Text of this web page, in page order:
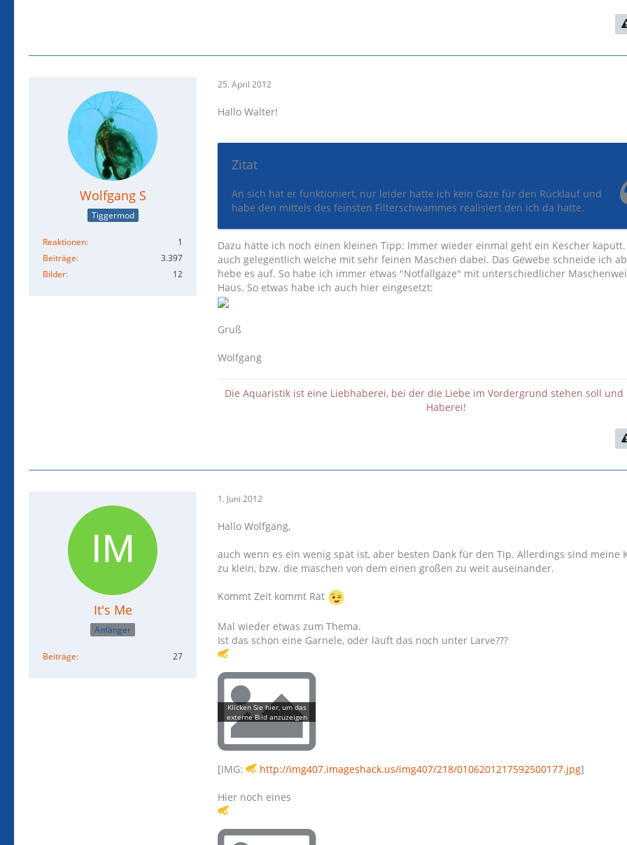
Wolfgang S
Tiggermod
Reaktionen
1
Beiträge
3.397
Bilder
12
25. April 2012
Hallo Walter!
Zitat
An sich hat er funktioniert, nur leider hatte ich kein Gaze für den Rücklauf und
habe den mittels des feinsten Filterschwammes realisiert den ich da hatte.
Dazu hätte ich noch einen kleinen Tipp: Immer wieder einmal geht ein Kescher
auch gelegentlich welche mit sehr feinen Maschen dabei. Das Gewebe schneide ich
hebe es auf. So habe ich immer etwas "Notfallgaze" mit unterschiedlicher
Haus. So etwas habe ich auch hier eingesetzt:
Gruß
Wolfgang
Die Aquaristik ist eine Liebhaberei, bei der die Liebe im Vordergrund stehen soll
Haberei!
It's Me
Anfänger
Beiträge 27
1. Juni 2012
Hallo Wolfgang,
auch wenn es ein wenig spät ist, aber besten Dank für den Tip. Allerdings sind meine
zu klein, bzw. die maschen von dem einen großen zu weit auseinander.
Kommt Zeit kommt Rat
Mal wieder etwas zum Thema.
Ist das schon eine Garnele, oder läuft das noch unter Larve???
[IMG: http://img407.imageshack.us/img407/218/0106201217592500177.jpg]
Hier noch eines